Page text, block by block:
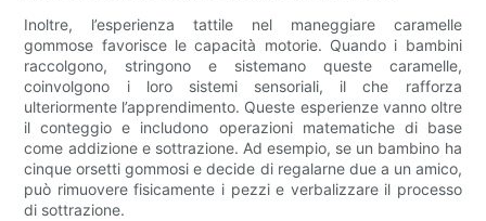
Inoltre, l’esperienza tattile nel maneggiare caramelle
gommose favorisce le capacità motorie. Quando i bambini
raccolgono, stringono e sistemano queste caramelle,
coinvolgono i loro sistemi sensoriali, il che rafforza
ulteriormente l’apprendimento. Queste esperienze vanno oltre
il conteggio e includono operazioni matematiche di base
come addizione e sottrazione. Ad esempio, se un bambino ha
cinque orsetti gommosi e decide di regalarne due a un amico,
può rimuovere fisicamente i pezzi e verbalizzare il processo
di sottrazione.